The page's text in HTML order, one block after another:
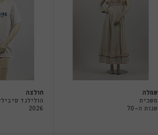
שמלה
משכית
שנות ה-70
חולצה
הולילנד
2026